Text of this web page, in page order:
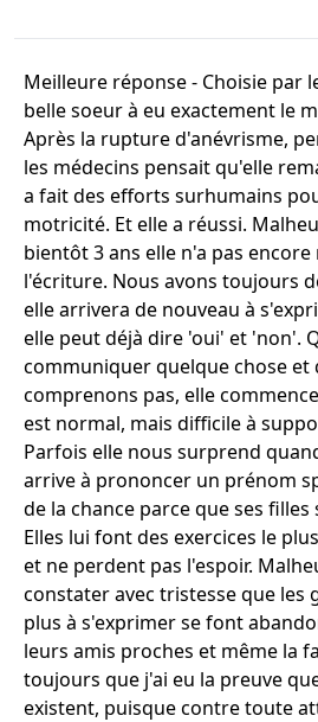
Meilleure réponse - Choisie par
belle soeur à eu exactement le
Après la rupture d'anévrisme,
les médecins pensait qu'elle
a fait des efforts surhumains
motricité. Et elle a réussi.
bientôt 3 ans elle n'a pas
l'écriture. Nous avons toujours
elle arrivera de nouveau à
elle peut déjà dire 'oui' et 'non'.
communiquer quelque chose et
comprenons pas, elle
est normal, mais difficile à
Parfois elle nous surprend
arrive à prononcer un prénom
de la chance parce que ses
Elles lui font des exercices le
et ne perdent pas l'espoir.
constater avec tristesse que les
plus à s'exprimer se font
leurs amis proches et même la
toujours que j'ai eu la preuve
existent, puisque contre toute